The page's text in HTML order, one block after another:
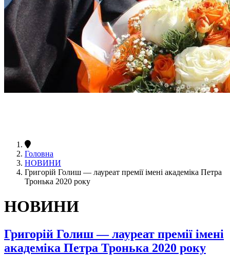
Головна
НОВИНИ
Григорій Голиш — лауреат премії імені академіка Петра
Тронька 2020 року
НОВИНИ
Григорій Голиш — лауреат премії імені
академіка Петра Тронька 2020 року